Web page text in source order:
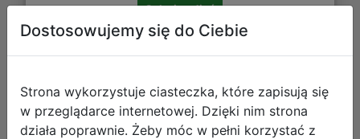
Galeria zdjęć
Dostosowujemy się do Ciebie
Strona wykorzystuje ciasteczka, które zapisują się
w przeglądarce internetowej. Dzięki nim strona
działa poprawnie. Żeby móc w pełni korzystać z